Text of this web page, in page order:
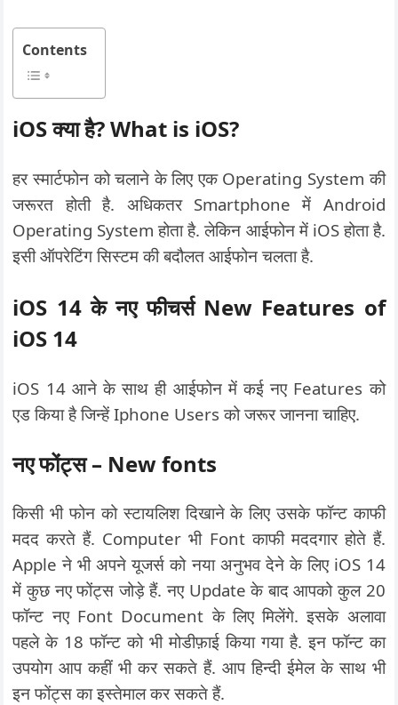
Contents
iOS क्या है? What is iOS?
हर स्मार्टफोन को चलाने के लिए एक Operating System की
जरूरत होती है. अधिकतर Smartphone में Android
Operating System होता है. लेकिन आईफोन में iOS होता है.
इसी ऑपरेटिंग सिस्टम की बदौलत आईफोन चलता है.
iOS 14 के नए फीचर्स New Features of
iOS 14
iOS 14 आने के साथ ही आईफोन में कई नए Features को
एड किया है जिन्हें Iphone Users को जरूर जानना चाहिए.
नए फोंट्स – New fonts
किसी भी फोन को स्टायलिश दिखाने के लिए उसके फॉन्ट काफी
मदद करते हैं. Computer भी Font काफी मददगार होते हैं.
Apple ने भी अपने यूजर्स को नया अनुभव देने के लिए iOS 14
में कुछ नए फोंट्स जोड़े हैं. नए Update के बाद आपको कुल 20
फॉन्ट नए Font Document के लिए मिलेंगे. इसके अलावा
पहले के 18 फॉन्ट को भी मोडीफ़ाई किया गया है. इन फॉन्ट का
उपयोग आप कहीं भी कर सकते हैं. आप हिन्दी ईमेल के साथ भी
इन फोंट्स का इस्तेमाल कर सकते हैं.